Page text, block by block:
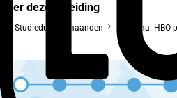
Over deze opleiding
Studieduur: 2 maanden Diploma: